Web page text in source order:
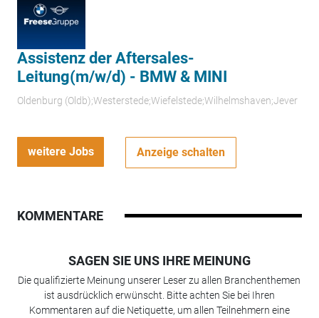
Assistenz der Aftersales-
Leitung(m/w/d) - BMW & MINI
Oldenburg (Oldb);Westerstede;Wiefelstede;Wilhelmshaven;Jever
weitere Jobs Anzeige schalten
KOMMENTARE
SAGEN SIE UNS IHRE MEINUNG
Die qualifizierte Meinung unserer Leser zu allen Branchenthemen
ist ausdrücklich erwünscht. Bitte achten Sie bei Ihren
Kommentaren auf die Netiquette, um allen Teilnehmern eine